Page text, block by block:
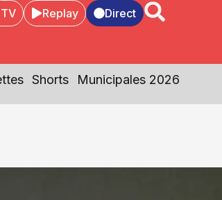
Replay Direct
Shorts Municipales 2026